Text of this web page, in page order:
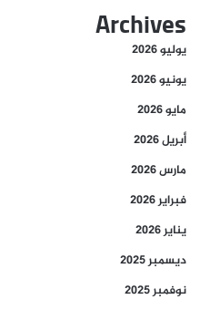
Archives
يوليو 2026
يونيو 2026
مايو 2026
أبريل 2026
مارس 2026
فبراير 2026
يناير 2026
ديسمبر 2025
نوفمبر 2025